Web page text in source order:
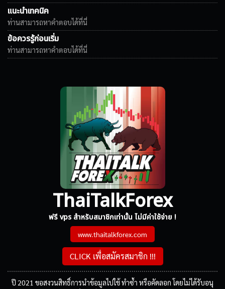
แนะนำเทคนิค
ท่านสามารถหาคำตอบได้ที่นี่
ข้อควรรู้ก่อนเริ่ม
ท่านสามารถหาคำตอบได้ที่นี่
ThaiTalkForex
ฟรี vps สำหรับสมาชิกเท่านั้น ไม่มีค่าใช้จ่าย !
www.thaitalkforex.com
CLICK เพื่อสมัครสมาชิก !!!
ปี 2021 ขอสงวนสิทธิ์การนำข้อมูลไปใช้ ทำซ้ำ หรือคัดลอก โดยไม่ได้รับอนุ